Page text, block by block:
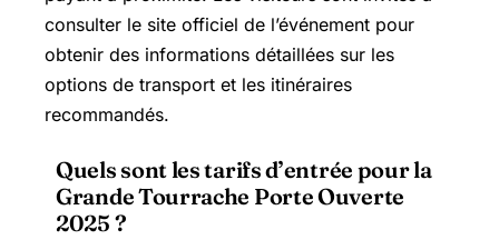
consulter le site officiel de l’événement pour
obtenir des informations détaillées sur les
options de transport et les itinéraires
recommandés.
Quels sont les tarifs d’entrée pour la
Grande Tourrache Porte Ouverte
2025 ?